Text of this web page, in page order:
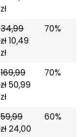
zł
34,99
zł 10,49
zł
70%
169,99
zł 50,99
zł
70%
59,99
zł 24,00
60%